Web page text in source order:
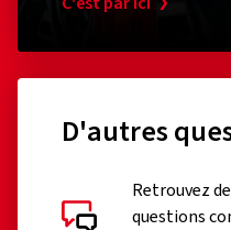
D'autres
Retrouvez
questions